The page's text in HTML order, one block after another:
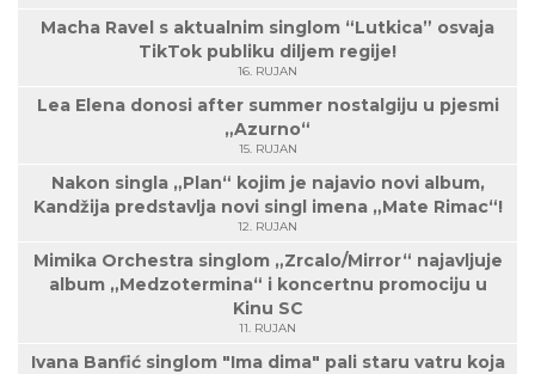
Macha Ravel s aktualnim singlom “Lutkica” osvaja
TikTok publiku diljem regije!
16. RUJAN
Lea Elena donosi after summer nostalgiju u pjesmi
„Azurno“
15. RUJAN
Nakon singla „Plan“ kojim je najavio novi album,
Kandžija predstavlja novi singl imena „Mate Rimac“!
12. RUJAN
Mimika Orchestra singlom „Zrcalo/Mirror“ najavljuje
album „Medzotermina“ i koncertnu promociju u
Kinu SC
11. RUJAN
Ivana Banfić singlom "Ima dima" pali staru vatru koja